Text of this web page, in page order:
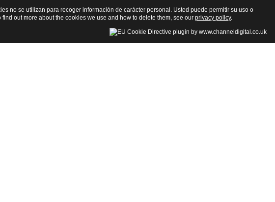
no se utilizan para recoger información de carácter personal. Usted puede permitir su uso o
out more about the cookies we use and how to delete them, see our privacy policy.